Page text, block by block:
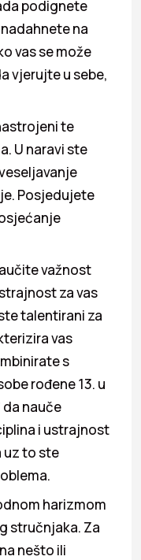
podignete
na
vas se može
vjerujte u sebe,
te
U naravi ste
Posjedujete
važnost
za vas
talentirani za
vas
s
rođene 13. u
da nauče
i ustrajnost
uz to ste
harizmom
stručnjaka. Za
nešto ili